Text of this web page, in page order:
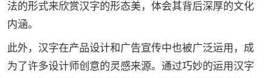
法的形式来欣赏汉字的形态美，体会其背后深厚的文化
内涵。
此外，汉字在产品设计和广告宣传中也被广泛运用，成
为了许多设计师创意的灵感来源。通过巧妙的运用汉字